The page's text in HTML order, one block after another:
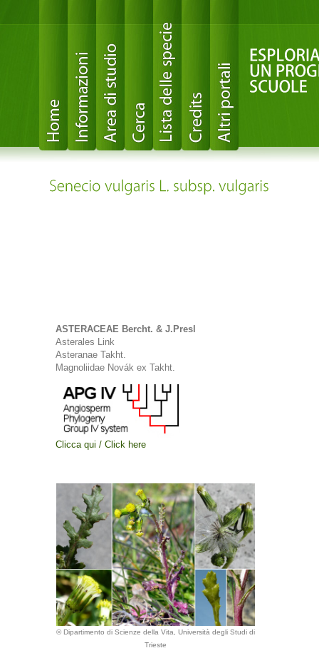
ASTERACEAE Bercht. & J.Presl
Asterales Link
Asteranae Takht.
Magnoliidae Novák ex Takht.
Clicca qui / Click here
© Dipartimento di Scienze della Vita, Università degli Studi di
Trieste